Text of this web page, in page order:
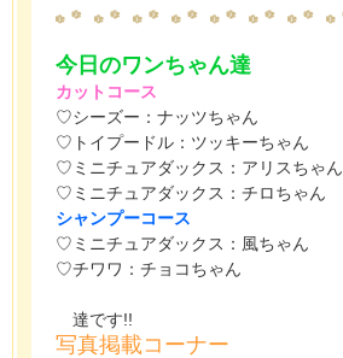
今日のワンちゃん達
カットコース
♡シーズー：ナッツちゃん
♡トイプードル：ツッキーちゃん
♡ミニチュアダックス：アリスちゃん
♡ミニチュアダックス：チロちゃん
シャンプーコース
♡ミニチュアダックス：風ちゃん
♡チワワ：チョコちゃん
達です!!
写真掲載コーナー